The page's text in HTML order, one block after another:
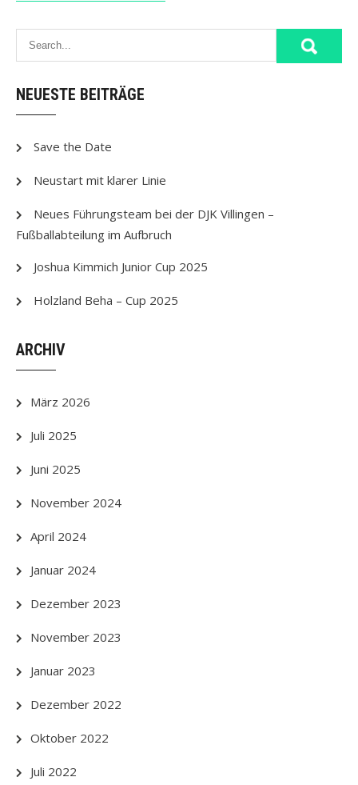
NEUESTE BEITRÄGE
Save the Date
Neustart mit klarer Linie
Neues Führungsteam bei der DJK Villingen –
Fußballabteilung im Aufbruch
Joshua Kimmich Junior Cup 2025
Holzland Beha – Cup 2025
ARCHIV
März 2026
Juli 2025
Juni 2025
November 2024
April 2024
Januar 2024
Dezember 2023
November 2023
Januar 2023
Dezember 2022
Oktober 2022
Juli 2022